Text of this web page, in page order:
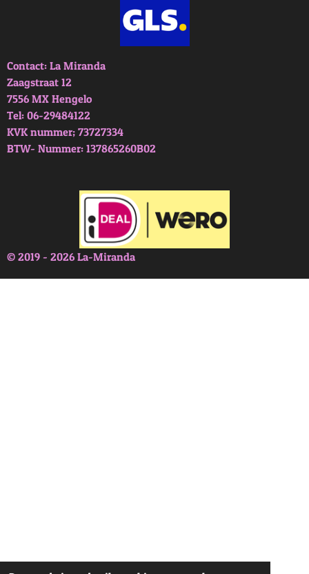
Contact: La Miranda
Zaagstraat 12
7556 MX Hengelo
Tel: 06-29484122
KVK nummer; 73727334
BTW- Nummer: 137865260B02
© 2019 - 2026 La-Miranda